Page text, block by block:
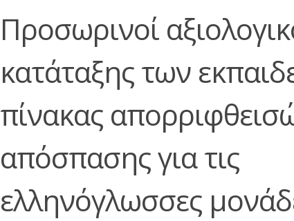
Προσωρινοί
κατάταξης των
πίνακας
απόσπασης για τις
ελληνόγλωσσες